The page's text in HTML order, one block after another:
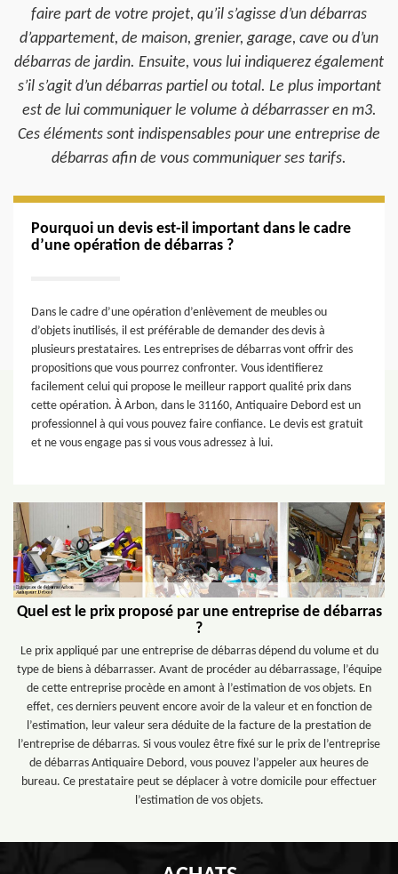
faire part de votre projet, qu’il s’agisse d’un débarras
d’appartement, de maison, grenier, garage, cave ou d’un
débarras de jardin. Ensuite, vous lui indiquerez également
s’il s’agit d’un débarras partiel ou total. Le plus important
est de lui communiquer le volume à débarrasser en m3.
Ces éléments sont indispensables pour une entreprise de
débarras afin de vous communiquer ses tarifs.
Pourquoi un devis est-il important dans le cadre
d’une opération de débarras ?
Dans le cadre d’une opération d’enlèvement de meubles ou
d’objets inutilisés, il est préférable de demander des devis à
plusieurs prestataires. Les entreprises de débarras vont offrir des
propositions que vous pourrez confronter. Vous identifierez
facilement celui qui propose le meilleur rapport qualité prix dans
cette opération. À Arbon, dans le 31160, Antiquaire Debord est un
professionnel à qui vous pouvez faire confiance. Le devis est gratuit
et ne vous engage pas si vous vous adressez à lui.
Quel est le prix proposé par une entreprise de débarras
?
Le prix appliqué par une entreprise de débarras dépend du volume et du
type de biens à débarrasser. Avant de procéder au débarrassage, l’équipe
de cette entreprise procède en amont à l’estimation de vos objets. En
effet, ces derniers peuvent encore avoir de la valeur et en fonction de
l’estimation, leur valeur sera déduite de la facture de la prestation de
l’entreprise de débarras. Si vous voulez être fixé sur le prix de l’entreprise
de débarras Antiquaire Debord, vous pouvez l’appeler aux heures de
bureau. Ce prestataire peut se déplacer à votre domicile pour effectuer
l’estimation de vos objets.